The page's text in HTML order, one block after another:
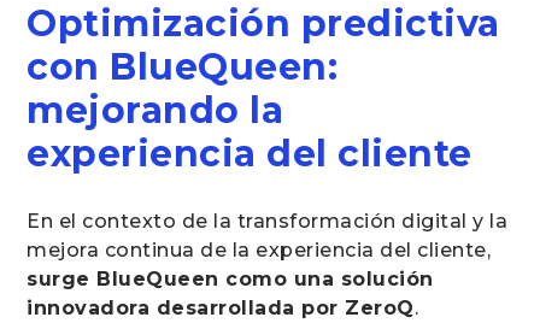
Optimización predictiva
con BlueQueen:
mejorando la
experiencia del cliente
En el contexto de la transformación digital y la
mejora continua de la experiencia del cliente,
surge BlueQueen como una solución
innovadora desarrollada por ZeroQ.